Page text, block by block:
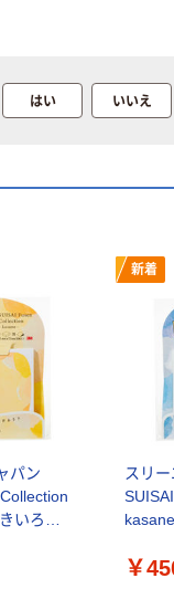
はい いいえ
パン
いろ
新着
スリ
￥